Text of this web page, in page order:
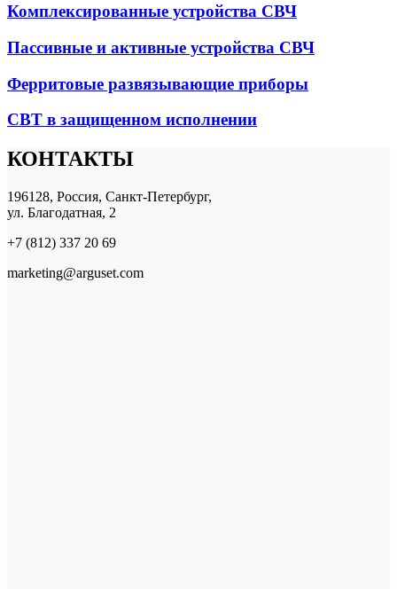
Комплексированные устройства СВЧ
Пассивные и активные устройства СВЧ
Ферритовые развязывающие приборы
СВТ в защищенном исполнении
КОНТАКТЫ
196128, Россия, Санкт-Петербург,
ул. Благодатная, 2
+7 (812) 337 20 69
marketing@arguset.com